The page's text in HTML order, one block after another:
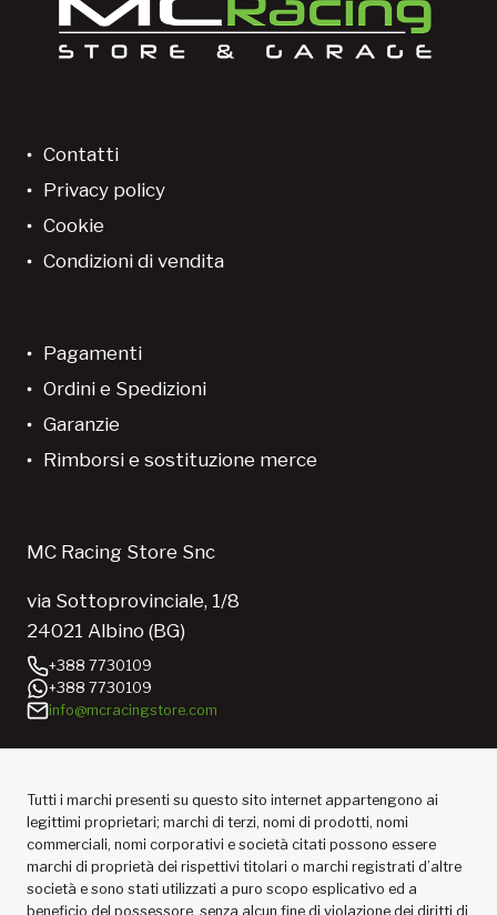
Contatti
Privacy policy
Cookie
Condizioni di vendita
Pagamenti
Ordini e Spedizioni
Garanzie
Rimborsi e sostituzione merce
MC Racing Store Snc
via Sottoprovinciale, 1/8
24021 Albino (BG)
+388 7730109
+388 7730109
info@mcracingstore.com
Tutti i marchi presenti su questo sito internet appartengono ai
legittimi proprietari; marchi di terzi, nomi di prodotti, nomi
commerciali, nomi corporativi e società citati possono essere
marchi di proprietà dei rispettivi titolari o marchi registrati d’altre
società e sono stati utilizzati a puro scopo esplicativo ed a
beneficio del possessore, senza alcun fine di violazione dei diritti di